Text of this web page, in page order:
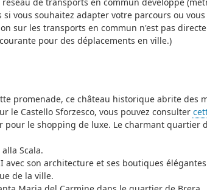
vous souhaitez adapter votre parcours ou
sur les transports en commun n'est pas
pour des déplacements en ville.)
promenade, ce château historique abrite des
le Castello Sforzesco, vous pouvez consulter
pour le shopping de luxe. Le charmant quartier
Scala.
avec son architecture et ses boutiques
de la ville.